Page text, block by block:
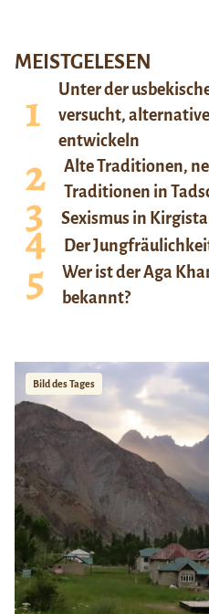
MEISTGELESEN
Unter der
versucht,
entwickeln
Alte Traditionen,
Traditionen in
Sexismus in
Der
Wer ist der Aga
bekannt?
Bild des Tages